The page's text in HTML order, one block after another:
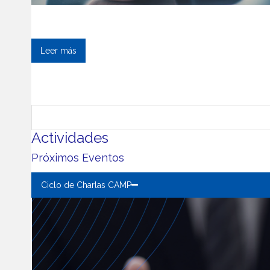
Leer más
Actividades
Próximos Eventos
Ciclo de Charlas CAMP